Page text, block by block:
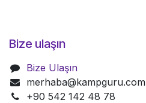
Bize ulaşın
Bize Ulaşın
merhaba@kampguru.com
+90 542 142 48 78